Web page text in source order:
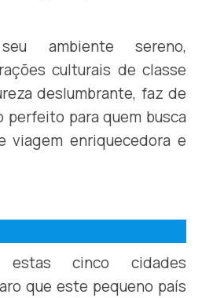
ambiente sereno,
culturais de classe
deslumbrante, faz de
perfeito para quem busca
viagem enriquecedora e
estas cinco cidades
que este pequeno país